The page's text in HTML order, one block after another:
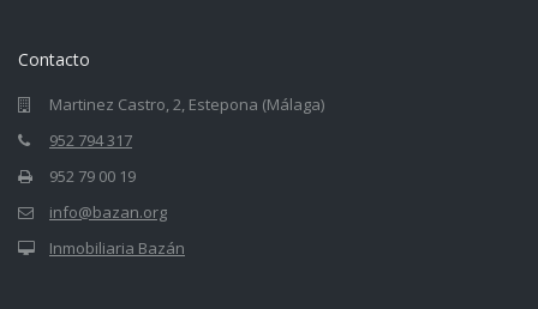
Contacto
Martinez Castro, 2, Estepona (Málaga)
952 794 317
952 79 00 19
info@bazan.org
Inmobiliaria Bazán